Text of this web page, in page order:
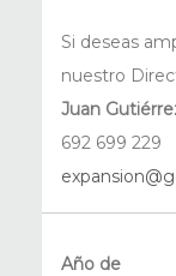
Si deseas
nuestro
Juan
692 699 229
Año de